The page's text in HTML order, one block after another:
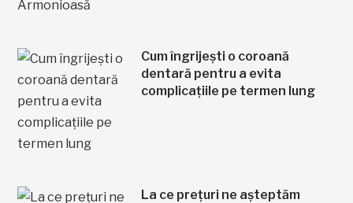
Cum îngrijești o coroană
dentară pentru a evita
complicațiile pe termen lung
La ce prețuri ne așteptăm